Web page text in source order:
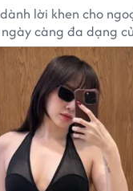
lời khen cho
càng đa dạng